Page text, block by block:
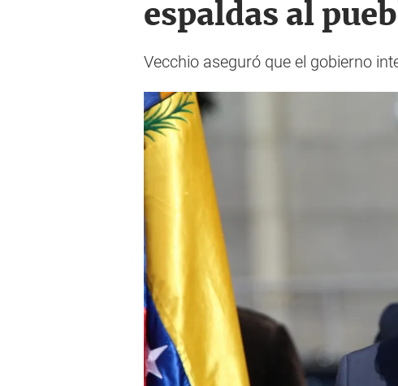
espaldas al
Vecchio aseguró que el gobierno